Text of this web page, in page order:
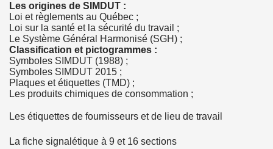
Les origines de SIMDUT :
Loi et règlements au Québec ;
Loi sur la santé et la sécurité du travail ;
Le Système Général Harmonisé (SGH) ;
Classification et pictogrammes :
Symboles SIMDUT (1988) ;
Symboles SIMDUT 2015 ;
Plaques et étiquettes (TMD) ;
Les produits chimiques de consommation ;
Les étiquettes de fournisseurs et de lieu de travail
La fiche signalétique à 9 et 16 sections